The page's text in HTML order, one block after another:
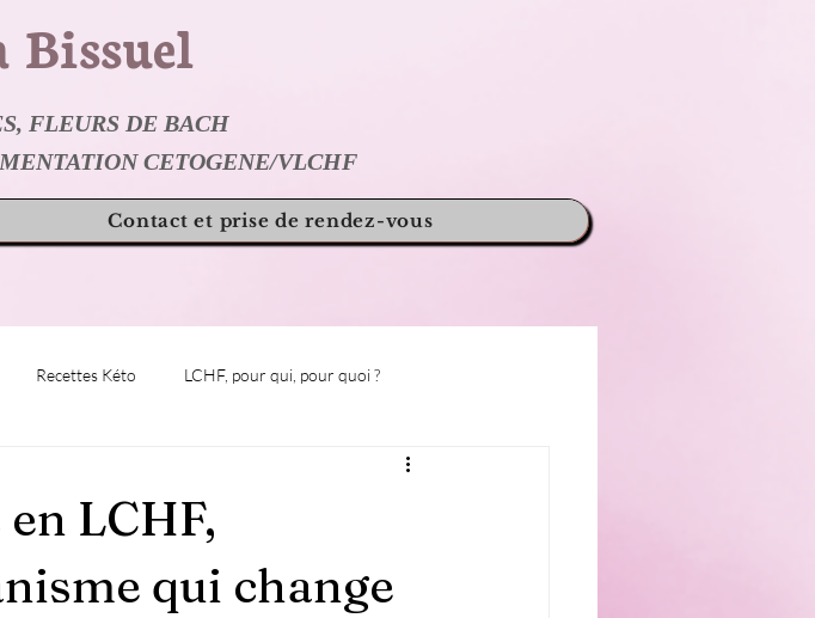
Bissuel
FLEURS DE BACH
CETOGENE/VLCHF
Contact et prise de rendez-vous
Recettes Kéto LCHF, pour qui, pour quoi ?
LCHF,
qui change